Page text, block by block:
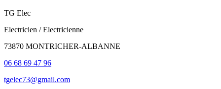
TG Elec
Electricien / Electricienne
73870 MONTRICHER-ALBANNE
06 68 69 47 96
tgelec73@gmail.com